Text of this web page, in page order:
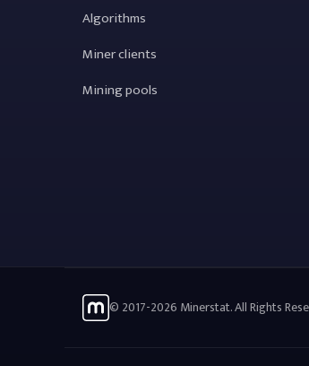
Algorithms
Miner clients
Mining pools
© 2017-2026 Minerstat. All Rights